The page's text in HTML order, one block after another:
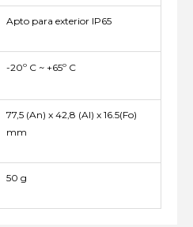
Apto para exterior IP65
-20º C ~ +65º C
77,5 (An) x 42,8 (Al) x 16.5(Fo)
mm
50 g